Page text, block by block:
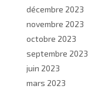
décembre 2023
novembre 2023
octobre 2023
septembre 2023
juin 2023
mars 2023